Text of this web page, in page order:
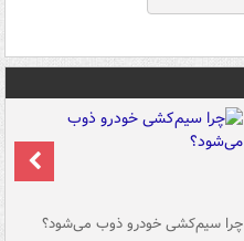
چرا سیم‌کشی خودرو ذوب می‌شود؟